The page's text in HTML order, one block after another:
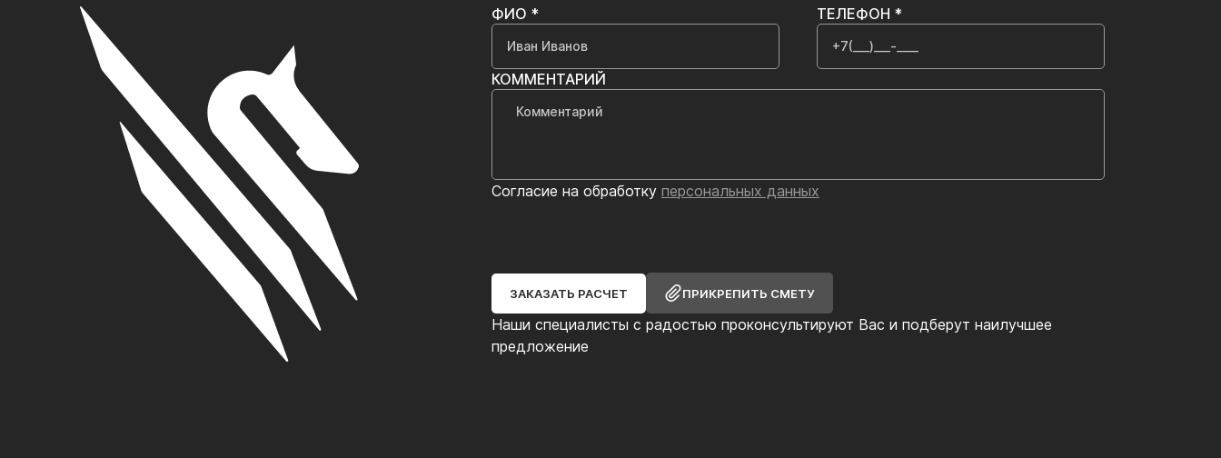
Наши специалисты с радостью проконсультируют Вас и подберут наилучшее
предложение
ФИО * ТЕЛЕФОН *
КОММЕНТАРИЙ
Согласие на обработку персональных данных
ЗАКАЗАТЬ РАСЧЕТ ПРИКРЕПИТЬ СМЕТУ